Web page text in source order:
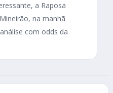
a Raposa
na manhã
com odds da